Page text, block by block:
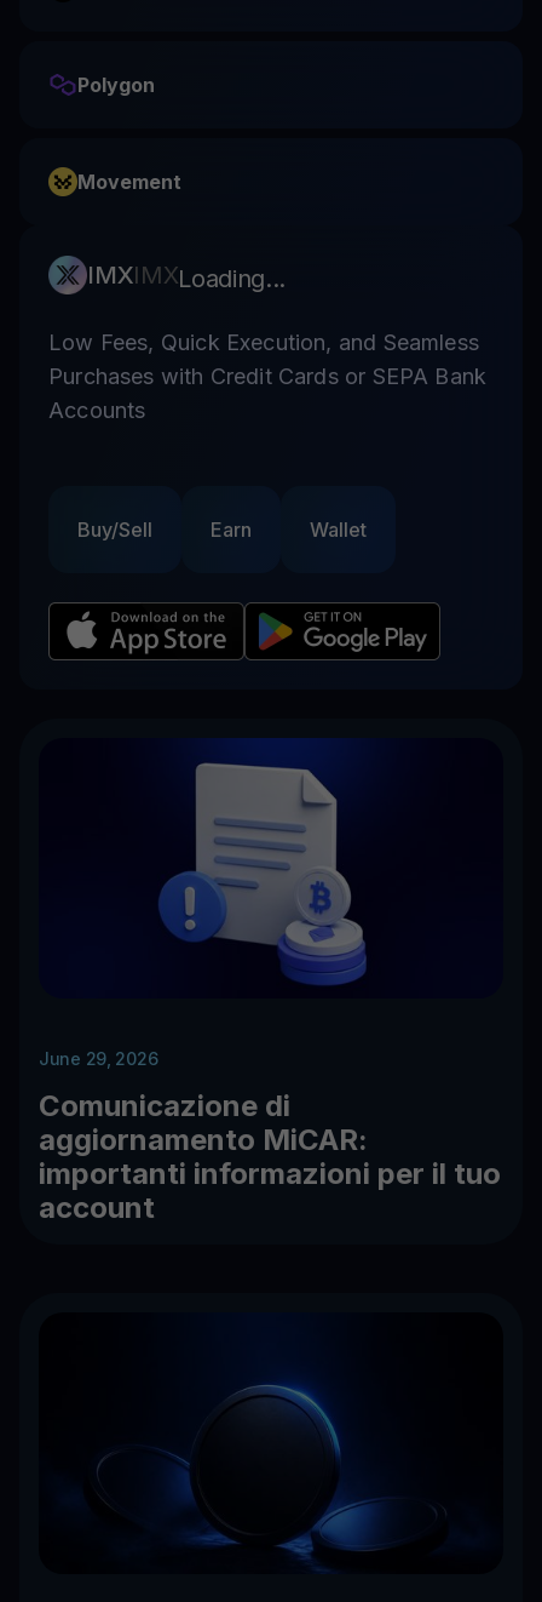
Polygon
Movement
IMXIMXLoading...
Low Fees, Quick Execution, and Seamless
Purchases with Credit Cards or SEPA Bank
Accounts
Buy/Sell Earn Wallet
June 29, 2026
Comunicazione di
aggiornamento MiCAR:
importanti informazioni per il tuo
account